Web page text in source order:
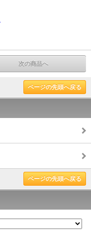
次の商品へ
ページの先頭へ戻る
ページの先頭へ戻る